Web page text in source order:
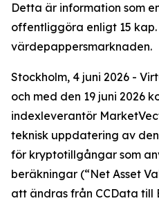
Detta är information som
offentliggöra enligt 15 kap.
värdepappersmarknaden.
Stockholm, 4 juni 2026 -
och med den 19 juni 2026
indexleverantör
teknisk uppdatering av
för kryptotillgångar som
beräkningar (“Net Asset
att ändras från CCData till